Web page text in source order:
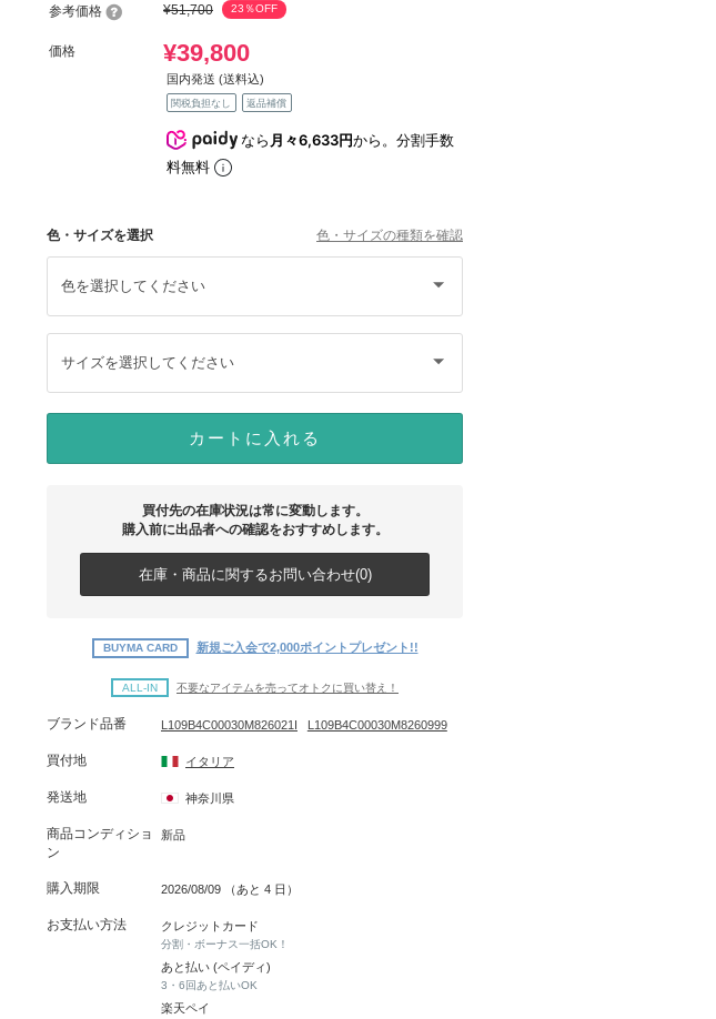
参考価格 ¥51,700 23％OFF
価格 ¥39,800
国内発送 (送料込)
関税負担なし 返品補償
なら月々6,633円から。分割手数
料無料
色・サイズを選択 色・サイズの種類を確認
色を選択してください
サイズを選択してください
カートに入れる
買付先の在庫状況は常に変動します。
購入前に出品者への確認をおすすめします。
在庫・商品に関するお問い合わせ(0)
BUYMA CARD 新規ご入会で2,000ポイントプレゼント!!
ALL-IN 不要なアイテムを売ってオトクに買い替え！
ブランド品番 L109B4C00030M826021I L109B4C00030M8260999
買付地 イタリア
発送地 神奈川県
商品コンディショ
ン
新品
購入期限 2026/08/09 （あと 4 日）
お支払い方法 クレジットカード
分割・ボーナス一括OK！
あと払い (ペイディ)
3・6回あと払いOK
楽天ペイ